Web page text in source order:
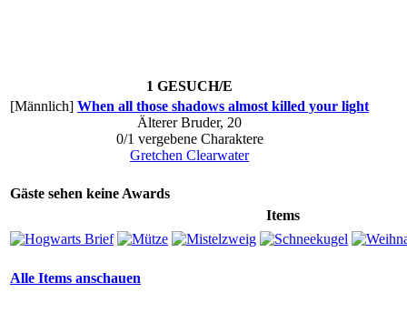
1 GESUCH/E
[Männlich] When all those shadows almost killed your light
Älterer Bruder, 20
0/1 vergebene Charaktere
Gretchen Clearwater
Gäste sehen keine Awards
Items
Alle Items anschauen